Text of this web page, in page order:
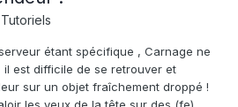
Tutoriels
étant spécifique , Carnage ne
est difficile de se retrouver et
sur un objet fraîchement droppé !